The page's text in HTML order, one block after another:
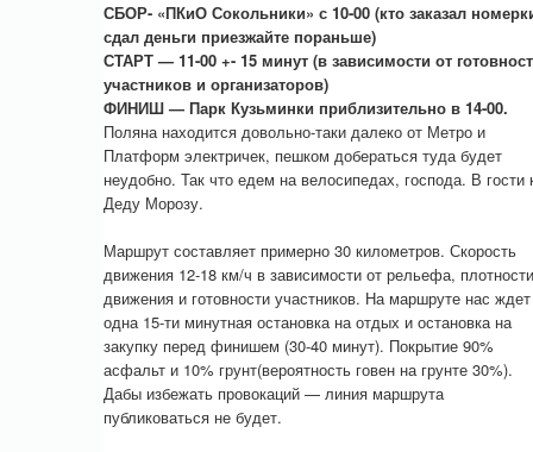
СБОР- «ПКиО Сокольники» с 10-00 (кто заказал
сдал деньги приезжайте пораньше)
СТАРТ — 11-00 +- 15 минут (в зависимости от
участников и организаторов)
ФИНИШ — Парк Кузьминки приблизительно в 14-00.
Поляна находится довольно-таки далеко от Метро и
Платформ электричек, пешком добераться туда будет
неудобно. Так что едем на велосипедах, господа. В гости
Деду Морозу.
Маршрут составляет примерно 30 километров. Скорость
движения 12-18 км/ч в зависимости от рельефа, плотности
движения и готовности участников. На маршруте нас ждет
одна 15-ти минутная остановка на отдых и остановка на
закупку перед финишем (30-40 минут). Покрытие 90%
асфальт и 10% грунт(вероятность говен на грунте 30%).
Дабы избежать провокаций — линия маршрута
публиковаться не будет.